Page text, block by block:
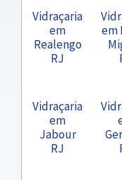
Vidraçaria
em
Realengo
RJ
em
Vidraçaria
em
Jabour
RJ